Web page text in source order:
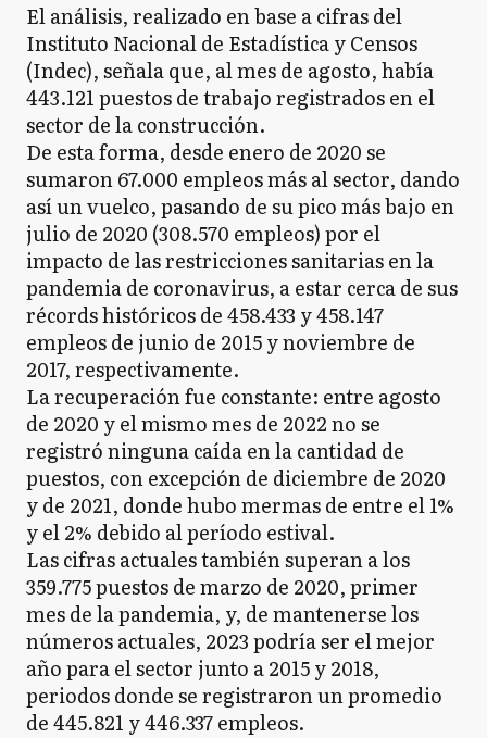
El análisis, realizado en base a cifras del
Instituto Nacional de Estadística y Censos
(Indec), señala que, al mes de agosto, había
443.121 puestos de trabajo registrados en el
sector de la construcción.
De esta forma, desde enero de 2020 se
sumaron 67.000 empleos más al sector, dando
así un vuelco, pasando de su pico más bajo en
julio de 2020 (308.570 empleos) por el
impacto de las restricciones sanitarias en la
pandemia de coronavirus, a estar cerca de sus
récords históricos de 458.433 y 458.147
empleos de junio de 2015 y noviembre de
2017, respectivamente.
La recuperación fue constante: entre agosto
de 2020 y el mismo mes de 2022 no se
registró ninguna caída en la cantidad de
puestos, con excepción de diciembre de 2020
y de 2021, donde hubo mermas de entre el 1%
y el 2% debido al período estival.
Las cifras actuales también superan a los
359.775 puestos de marzo de 2020, primer
mes de la pandemia, y, de mantenerse los
números actuales, 2023 podría ser el mejor
año para el sector junto a 2015 y 2018,
periodos donde se registraron un promedio
de 445.821 y 446.337 empleos.